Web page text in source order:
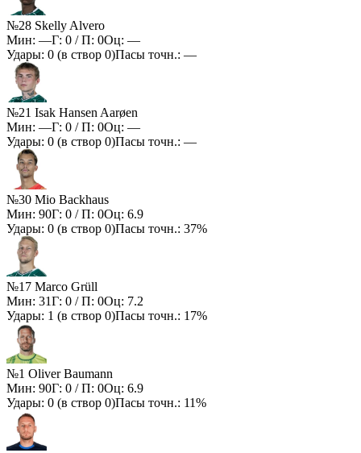
№28 Skelly Alvero
Мин: —Г: 0 / П: 0Оц: —
Удары: 0 (в створ 0)Пасы точн.: —
№21 Isak Hansen Aarøen
Мин: —Г: 0 / П: 0Оц: —
Удары: 0 (в створ 0)Пасы точн.: —
№30 Mio Backhaus
Мин: 90Г: 0 / П: 0Оц: 6.9
Удары: 0 (в створ 0)Пасы точн.: 37%
№17 Marco Grüll
Мин: 31Г: 0 / П: 0Оц: 7.2
Удары: 1 (в створ 0)Пасы точн.: 17%
№1 Oliver Baumann
Мин: 90Г: 0 / П: 0Оц: 6.9
Удары: 0 (в створ 0)Пасы точн.: 11%